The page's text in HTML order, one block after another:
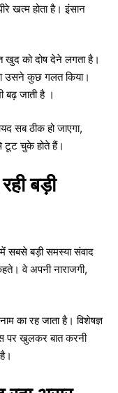
खत्म होता है। इंसान
खुद को दोष देने लगता है।
उसने कुछ गलत किया।
बढ़ जाती है ।
सब ठीक हो जाएगा,
टूट चुके होते हैं।
बड़ी
सबसे बड़ी समस्या संवाद
वे अपनी नाराजगी,
का रह जाता है। विशेषज्ञ
पर खुलकर बात करनी